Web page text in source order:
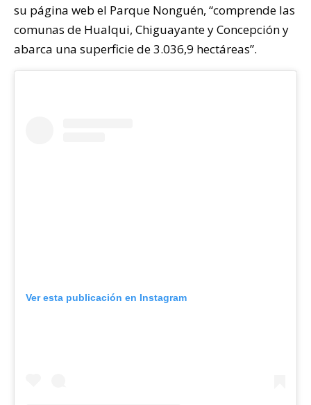
su página web el Parque Nonguén, “comprende las
comunas de Hualqui, Chiguayante y Concepción y
abarca una superficie de 3.036,9 hectáreas”.
Ver esta publicación en Instagram